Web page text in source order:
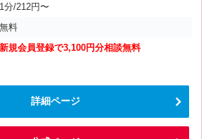
1分/212円〜
無料
新規会員登録で3,100円分相談無料
詳細ページ